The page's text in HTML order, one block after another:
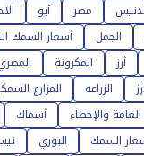
مصر أبو
الجمل
أسعار السمك
أرز المكرونة
الزراعه المزارع
والإحصاء
أسماك
السمك البوري